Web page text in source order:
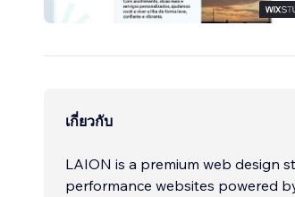
Vivendo Curaçao
เกี่ยวกับ
LAION is a premium web design studio specializing in high-
performance websites powered